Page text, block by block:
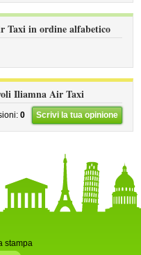
Taxi in ordine alfabetico
Iliamna Air Taxi
0 Scrivi la tua opinione
stampa